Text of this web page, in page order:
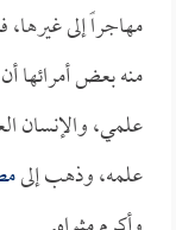
مهاجراً إلى
منه بعض أمرائها
علمي، والإنسان
علمه، وذهب إلى